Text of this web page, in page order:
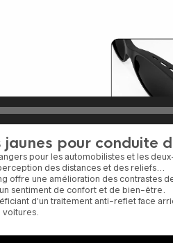
pour conduite
pour les automobilistes et les
des distances et des reliefs…
offre une amélioration des contrastes
sentiment de confort et de bien-être.
d’un traitement anti-reflet face
voitures.